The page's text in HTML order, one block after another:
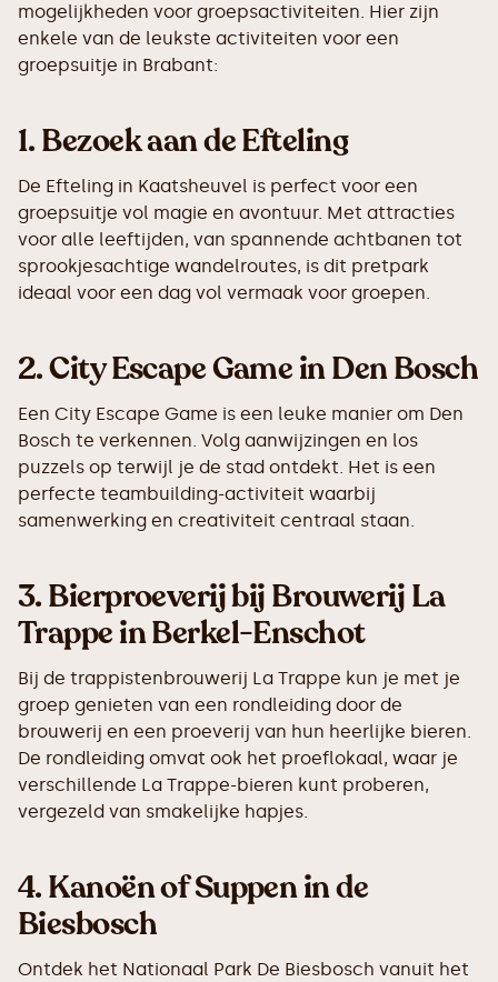
mogelijkheden voor groepsactiviteiten. Hier zijn
enkele van de leukste activiteiten voor een
groepsuitje in Brabant:
1.Bezoek aan de Efteling
De Efteling in Kaatsheuvel is perfect voor een
groepsuitje vol magie en avontuur. Met attracties
voor alle leeftijden, van spannende achtbanen tot
sprookjesachtige wandelroutes, is dit pretpark
ideaal voor een dag vol vermaak voor groepen.
2.City Escape Game in Den Bosch
Een City Escape Game is een leuke manier om Den
Bosch te verkennen. Volg aanwijzingen en los
puzzels op terwijl je de stad ontdekt. Het is een
perfecte teambuilding-activiteit waarbij
samenwerking en creativiteit centraal staan.
3.Bierproeverij bij Brouwerij La
Trappe in Berkel-Enschot
Bij de trappistenbrouwerij La Trappe kun je met je
groep genieten van een rondleiding door de
brouwerij en een proeverij van hun heerlijke bieren.
De rondleiding omvat ook het proeflokaal, waar je
verschillende La Trappe-bieren kunt proberen,
vergezeld van smakelijke hapjes.
4.Kanoën of Suppen in de
Biesbosch
Ontdek het Nationaal Park De Biesbosch vanuit het